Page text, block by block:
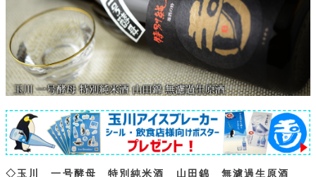
◇玉川 一号酵母 特別純米酒 山田錦 無濾過生原酒